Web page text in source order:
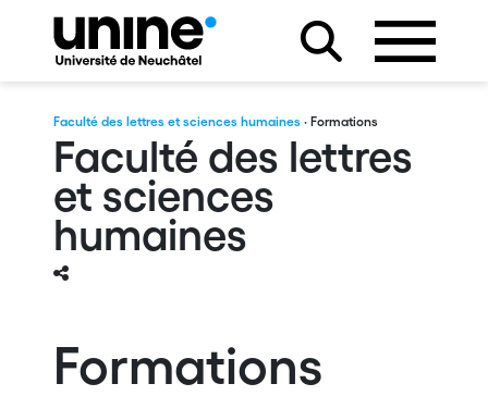
Faculté des lettres et sciences humaines · Formations
Faculté des lettres
et sciences
humaines
Formations